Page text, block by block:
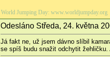
World Jumping Day: www.worldjumpday.org
Odesláno Středa, 24. května
Já fakt ne, už jsem dávno slíbil
se spíš budu snažit odchytit